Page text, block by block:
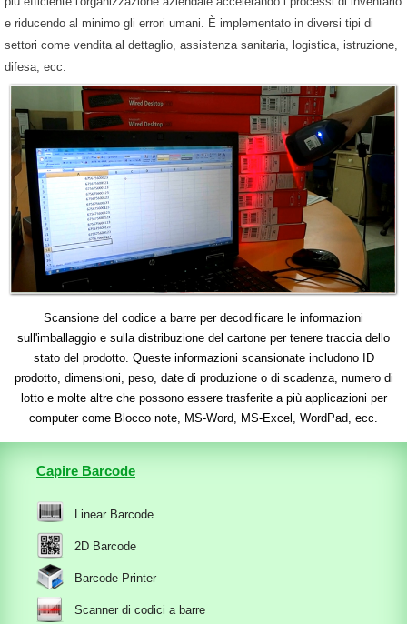
e riducendo al minimo gli errori umani. È implementato in diversi tipi di
settori come vendita al dettaglio, assistenza sanitaria, logistica, istruzione,
difesa, ecc.
Scansione del codice a barre per decodificare le informazioni
sull'imballaggio e sulla distribuzione del cartone per tenere traccia dello
stato del prodotto. Queste informazioni scansionate includono ID
prodotto, dimensioni, peso, date di produzione o di scadenza, numero di
lotto e molte altre che possono essere trasferite a più applicazioni per
computer come Blocco note, MS-Word, MS-Excel, WordPad, ecc.
Capire Barcode
Linear Barcode
2D Barcode
Barcode Printer
Scanner di codici a barre